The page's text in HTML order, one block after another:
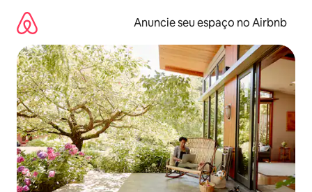
para
conteúdo
Anuncie seu espaço no Airbnb